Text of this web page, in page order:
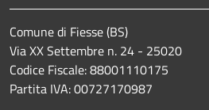
Comune di Fiesse (BS)
Via XX Settembre n. 24 - 25020
Codice Fiscale: 88001110175
Partita IVA: 00727170987